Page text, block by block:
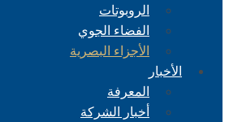
الروبوتات
الفضاء الجوي
الأجزاء البصرية
الأخبار
المعرفة
أخبار الشركة